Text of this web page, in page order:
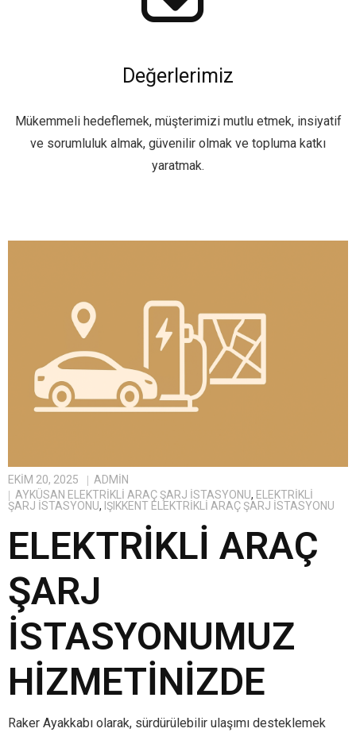
Değerlerimiz
Mükemmeli hedeflemek, müşterimizi mutlu etmek, insiyatif
ve sorumluluk almak, güvenilir olmak ve topluma katkı
yaratmak.
EKIM 20, 2025
ADMIN
AYKÜSAN ELEKTRIKLI ARAÇ ŞARJ İSTASYONU, ELEKTRIKLI
ŞARJ İSTASYONU, IŞIKKENT ELEKTRIKLI ARAÇ ŞARJ İSTASYONU
ELEKTRIKLI ARAÇ
ŞARJ
İSTASYONUMUZ
HIZMETINIZDE
Raker Ayakkabı olarak, sürdürülebilir ulaşımı desteklemek